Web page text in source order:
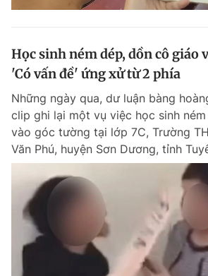
Học sinh ném dép, dồn cô giáo
'Có vấn đề' ứng xử từ 2 phía
Những ngày qua, dư luận bàng
clip ghi lại một vụ việc học sinh
vào góc tường tại lớp 7C, Trường
Văn Phú, huyện Sơn Dương, tỉnh